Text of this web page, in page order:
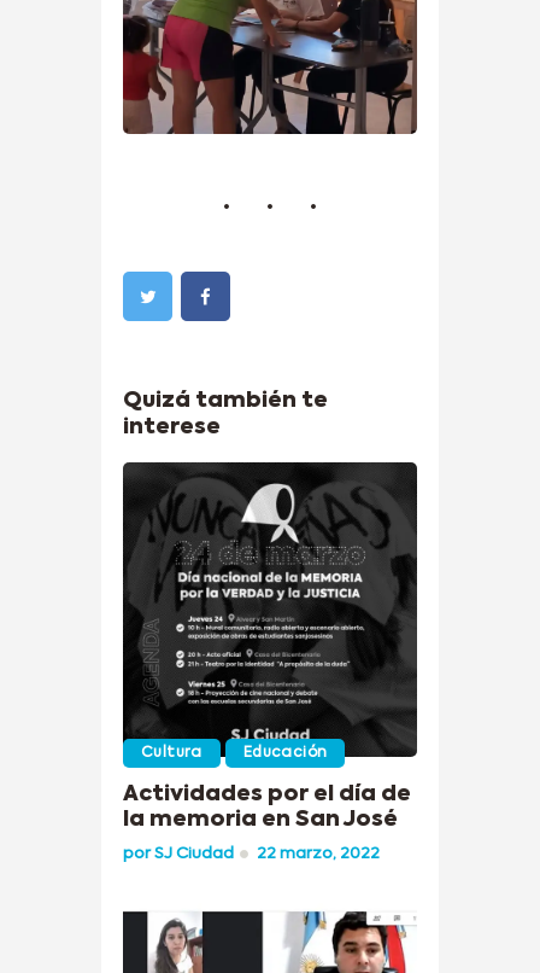
Quizá también te
interese
Cultura Educación
Actividades por el día de
la memoria en San José
porSJ Ciudad 22 marzo, 2022